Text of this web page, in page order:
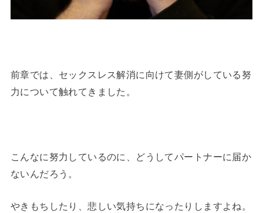
前章では、セックスレス解消に向けて妻側がしている努
力について触れてきました。
こんなに努力しているのに、どうしてパートナーに届か
ないんだろう。
やきもちしたり、悲しい気持ちになったりしますよね。